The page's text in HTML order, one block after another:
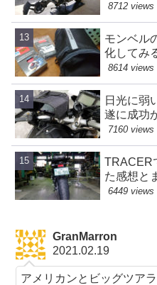
8712 views
モンベル
化してみ
8614 views
日光に弱
遂に成功
7160 views
TRACER
た感想と
6449 views
GranMarron
2021.02.19
アメリカンとビッグツア